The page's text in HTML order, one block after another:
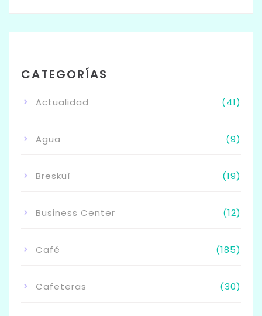
CATEGORÍAS
Actualidad (41)
Agua (9)
Bresküì (19)
Business Center (12)
Café (185)
Cafeteras (30)